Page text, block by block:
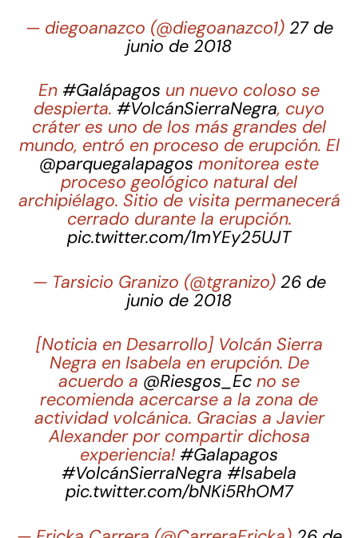
— diegoanazco (@diegoanazco1) 27 de
junio de 2018
En #Galápagos un nuevo coloso se
despierta. #VolcánSierraNegra, cuyo
cráter es uno de los más grandes del
mundo, entró en proceso de erupción. El
@parquegalapagos monitorea este
proceso geológico natural del
archipiélago. Sitio de visita permanecerá
cerrado durante la erupción.
pic.twitter.com/1mYEy25UJT
— Tarsicio Granizo (@tgranizo) 26 de
junio de 2018
[Noticia en Desarrollo] Volcán Sierra
Negra en Isabela en erupción. De
acuerdo a @Riesgos_Ec no se
recomienda acercarse a la zona de
actividad volcánica. Gracias a Javier
Alexander por compartir dichosa
experiencia!#Galapagos
#VolcánSierraNegra #Isabela
pic.twitter.com/bNKi5RhOM7